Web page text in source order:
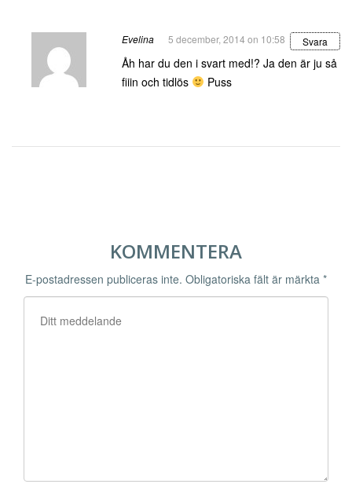
Evelina 5 december, 2014 on 10:58 Svara
Åh har du den i svart med!? Ja den är ju så
fiiin och tidlös
Puss
KOMMENTERA
E-postadressen publiceras inte. Obligatoriska fält är märkta *